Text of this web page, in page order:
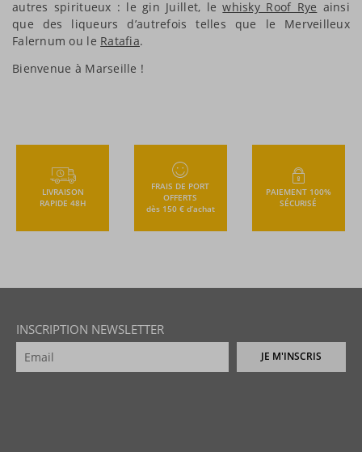
autres spiritueux : le gin Juillet, lewhisky Roof Rye ainsi
que des liqueurs d’autrefois telles que le Merveilleux
Falernum ou le Ratafia.
Bienvenue à Marseille !
LIVRAISON
RAPIDE 48H
FRAIS DE PORT
OFFERTS
dès 150 € d’achat
PAIEMENT 100%
SÉCURISÉ
INSCRIPTION NEWSLETTER
JE M'INSCRIS